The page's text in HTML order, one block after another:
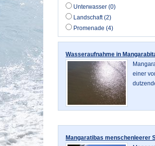
Unterwasser (0)
Landschaft (2)
Promenade (4)
Wasseraufnahme in
einer
Mangaratibas menschenleerer